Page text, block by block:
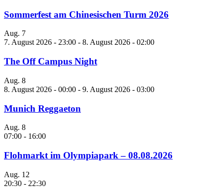
Sommerfest am Chinesischen Turm 2026
Aug. 7
7. August 2026 - 23:00 - 8. August 2026 - 02:00
The Off Campus Night
Aug. 8
8. August 2026 - 00:00 - 9. August 2026 - 03:00
Munich Reggaeton
Aug. 8
07:00 - 16:00
Flohmarkt im Olympiapark – 08.08.2026
Aug. 12
20:30 - 22:30